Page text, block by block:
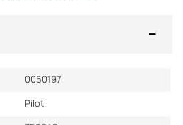
0050197
Pilot